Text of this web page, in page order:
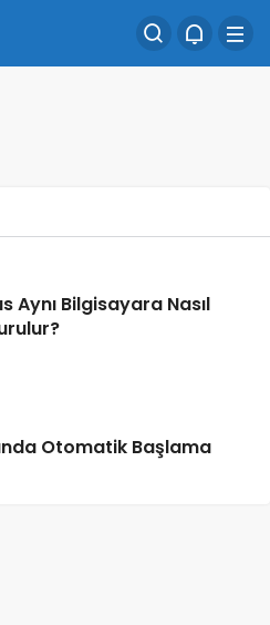
Aynı Bilgisayara Nasıl
Otomatik Başlama